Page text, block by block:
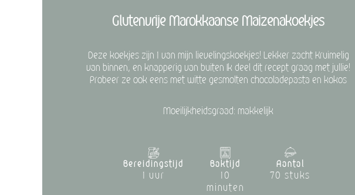
Glutenvrije Marokkaanse Maizenakoekjes
Deze koekjes zijn 1 van mijn lievelingskoekjes! Lekker zacht Kruimelig
van binnen, en knapperig van buiten Ik deel dit recept graag met jullie!
Probeer ze ook eens met witte gesmolten chocoladepasta en kokos
Moeilijkheidsgraad: makkelijk
Bereidingstijd
1 uur
Baktijd
10
minuten
Aantal
70 stuks